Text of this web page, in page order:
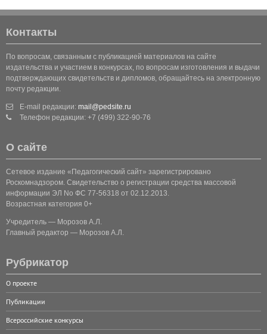
Контакты
По вопросам, связанным с публикацией материалов на сайте
издательства и участием в конкурсах, по вопросам изготовления и выдачи
подтверждающих свидетельств и дипломов, обращайтесь на электронную
почту редакции.
E-mail редакции: mail@pedsite.ru
Телефон редакции: +7 (499) 322-90-76
О сайте
Сетевое издание «Педагогический сайт» зарегистрировано
Роскомнадзором. Свидетельство о регистрации средства массовой
информации ЭЛ No ФС 77-56318 от 02.12.2013.
Возрастная категория 0+
Учредитель — Морозов А.Л.
Главный редактор — Морозов А.Л.
Рубрикатор
О проекте
Публикации
Всероссийские конкурсы